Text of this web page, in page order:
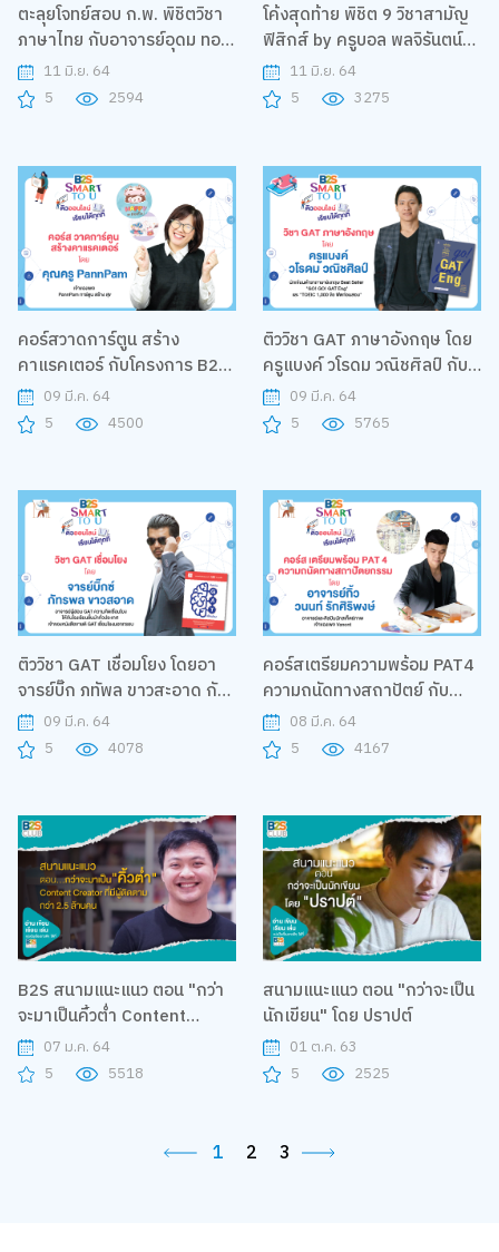
ตะลุยโจทย์สอบ ก.พ. พิชิตวิชา
ภาษาไทย กับอาจารย์อุดม ทอง
สุข กับโครงการ B2S Smart to
U
11 มิ.ย. 64
5
2594
โค้งสุดท้าย พิชิต 9 วิชาสามัญ
ฟิสิกส์ by ครูบอล พลจิรันตน์
สิริพรพัฒนชัย กับโครงการ
B2S Smart to U
11 มิ.ย. 64
5
3275
คอร์สวาดการ์ตูน สร้าง
คาแรคเตอร์ กับโครงการ B2S
Smart to U
09 มี.ค. 64
5
4500
ติววิชา GAT ภาษาอังกฤษ โดย
ครูแบงค์ วโรดม วณิชศิลป์ กับ
โครงการ B2S Smart to U
09 มี.ค. 64
5
5765
ติววิชา GAT เชื่อมโยง โดยอา
จารย์บิ๊ก ภทัพล ขาวสะอาด กับ
โครงการ B2S Smart to U
09 มี.ค. 64
5
4078
คอร์สเตรียมความพร้อม PAT4
ความถนัดทางสถาปัตย์ กับ
โครงการ B2S Smart to U โดย
อาจารย์กิ้ว วนนท์ รักศิริพงษ์
08 มี.ค. 64
5
4167
B2S สนามแนะแนว ตอน "กว่า
จะมาเป็นคิ้วต่ำ Content
Creator ที่มีผู้ติดตามกว่า 2.5
ล้านคน"
07 ม.ค. 64
5
5518
สนามแนะแนว ตอน "กว่าจะเป็น
นักเขียน" โดย ปราปต์
01 ต.ค. 63
5
2525
1 2 3